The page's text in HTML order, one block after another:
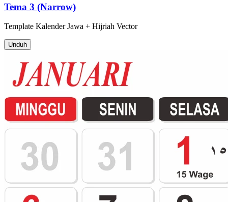
Tema 3 (Narrow)
Template Kalender Jawa + Hijriah Vector
Unduh